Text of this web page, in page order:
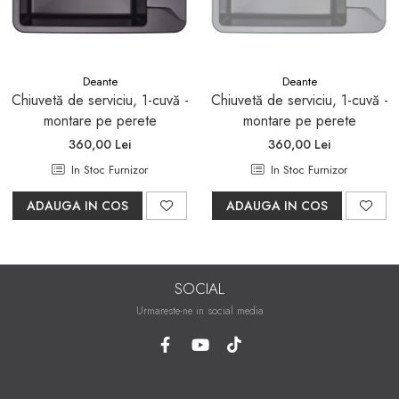
Pare, furtunuri si accesorii
dus
Rezervoare wc
Rezervoare incastrate
Rezervoare aparente
Cadre incastrate
Clapete de actionare
Cabine de dus
Panouri si usi de dus
Deante
Chiuvetă de serviciu, 1-cuvă -
montare pe perete
360,00 Lei
In Stoc Furnizor
ADAUGA IN COS
Deante
Chiuvetă de serviciu, 1-cuvă -
montare pe perete
360,00 Lei
In Stoc Furnizor
ADAUGA IN COS
SOCIAL
Urmareste-ne in social media